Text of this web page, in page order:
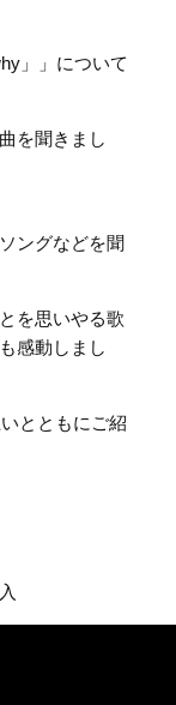
」」について
を聞きまし
ングなどを聞
を思いやる歌
感動しまし
とともにご紹